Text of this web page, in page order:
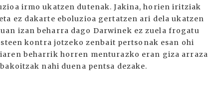
irmo ukatzen dutenak. Jakina, horien iritziak
ez dakarte eboluzioa gertatzen ari dela ukatzen
izan beharra dago Darwinek ez zuela frogatu
kontra jotzeko zenbait pertsonak esan ohi
beharrik horren menturazko eran giza arraza
nahi duena pentsa dezake.